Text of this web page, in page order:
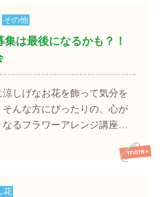
その他
集は最後になるかも？！
涼しげなお花を飾って気分を
そんな方にぴったりの、心が
るフラワーアレンジ講座…
花